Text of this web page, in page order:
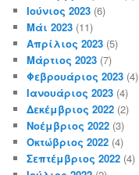
Ιούνιος 2023 (6)
Μάι 2023 (11)
Απρίλιος 2023 (5)
Μάρτιος 2023 (7)
Φεβρουάριος 2023 (4)
Ιανουάριος 2023 (4)
Δεκέμβριος 2022 (2)
Νοέμβριος 2022 (3)
Οκτώβριος 2022 (4)
Σεπτέμβριος 2022 (4)